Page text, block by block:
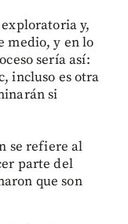
y,
medio, y en lo
sería así:
incluso es otra
si
se refiere al
parte del
que son